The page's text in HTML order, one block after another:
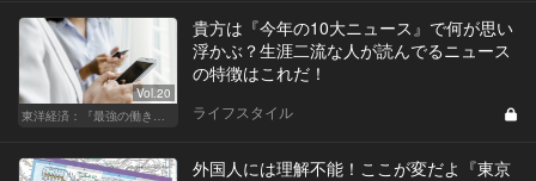
Vol.20
東洋経済：『最強の働き方』『一流の育て方』
貴方は『今年の10大ニュース』で何が思い
浮かぶ？生涯二流な人が読んでるニュース
の特徴はこれだ！
ライフスタイル
外国人には理解不能！ここが変だよ『東京